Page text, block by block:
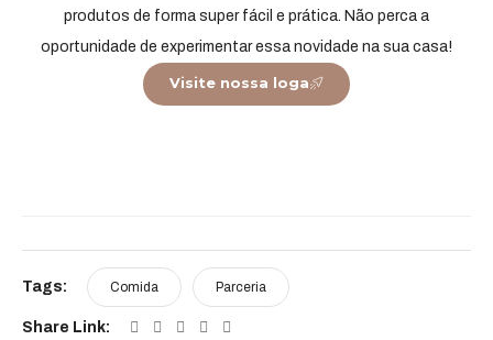
produtos de forma super fácil e prática. Não perca a
oportunidade de experimentar essa novidade na sua casa!
Visite nossa loga
Tags: Comida Parceria
Share Link: